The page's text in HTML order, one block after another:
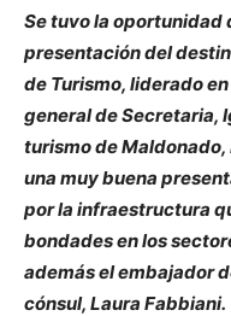
Se tuvo la oportunidad
presentación del
de Turismo, liderado
general de Secretaria,
turismo de
una muy buena
por la infraestructura
bondades en los
además el embajador
cónsul, Laura Fabbiani.